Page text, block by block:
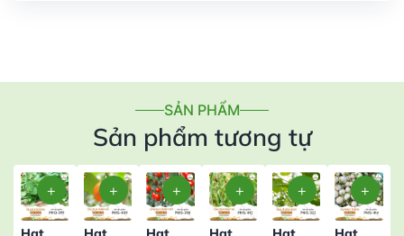
SẢN PHẨM
Sản phẩm tương tự